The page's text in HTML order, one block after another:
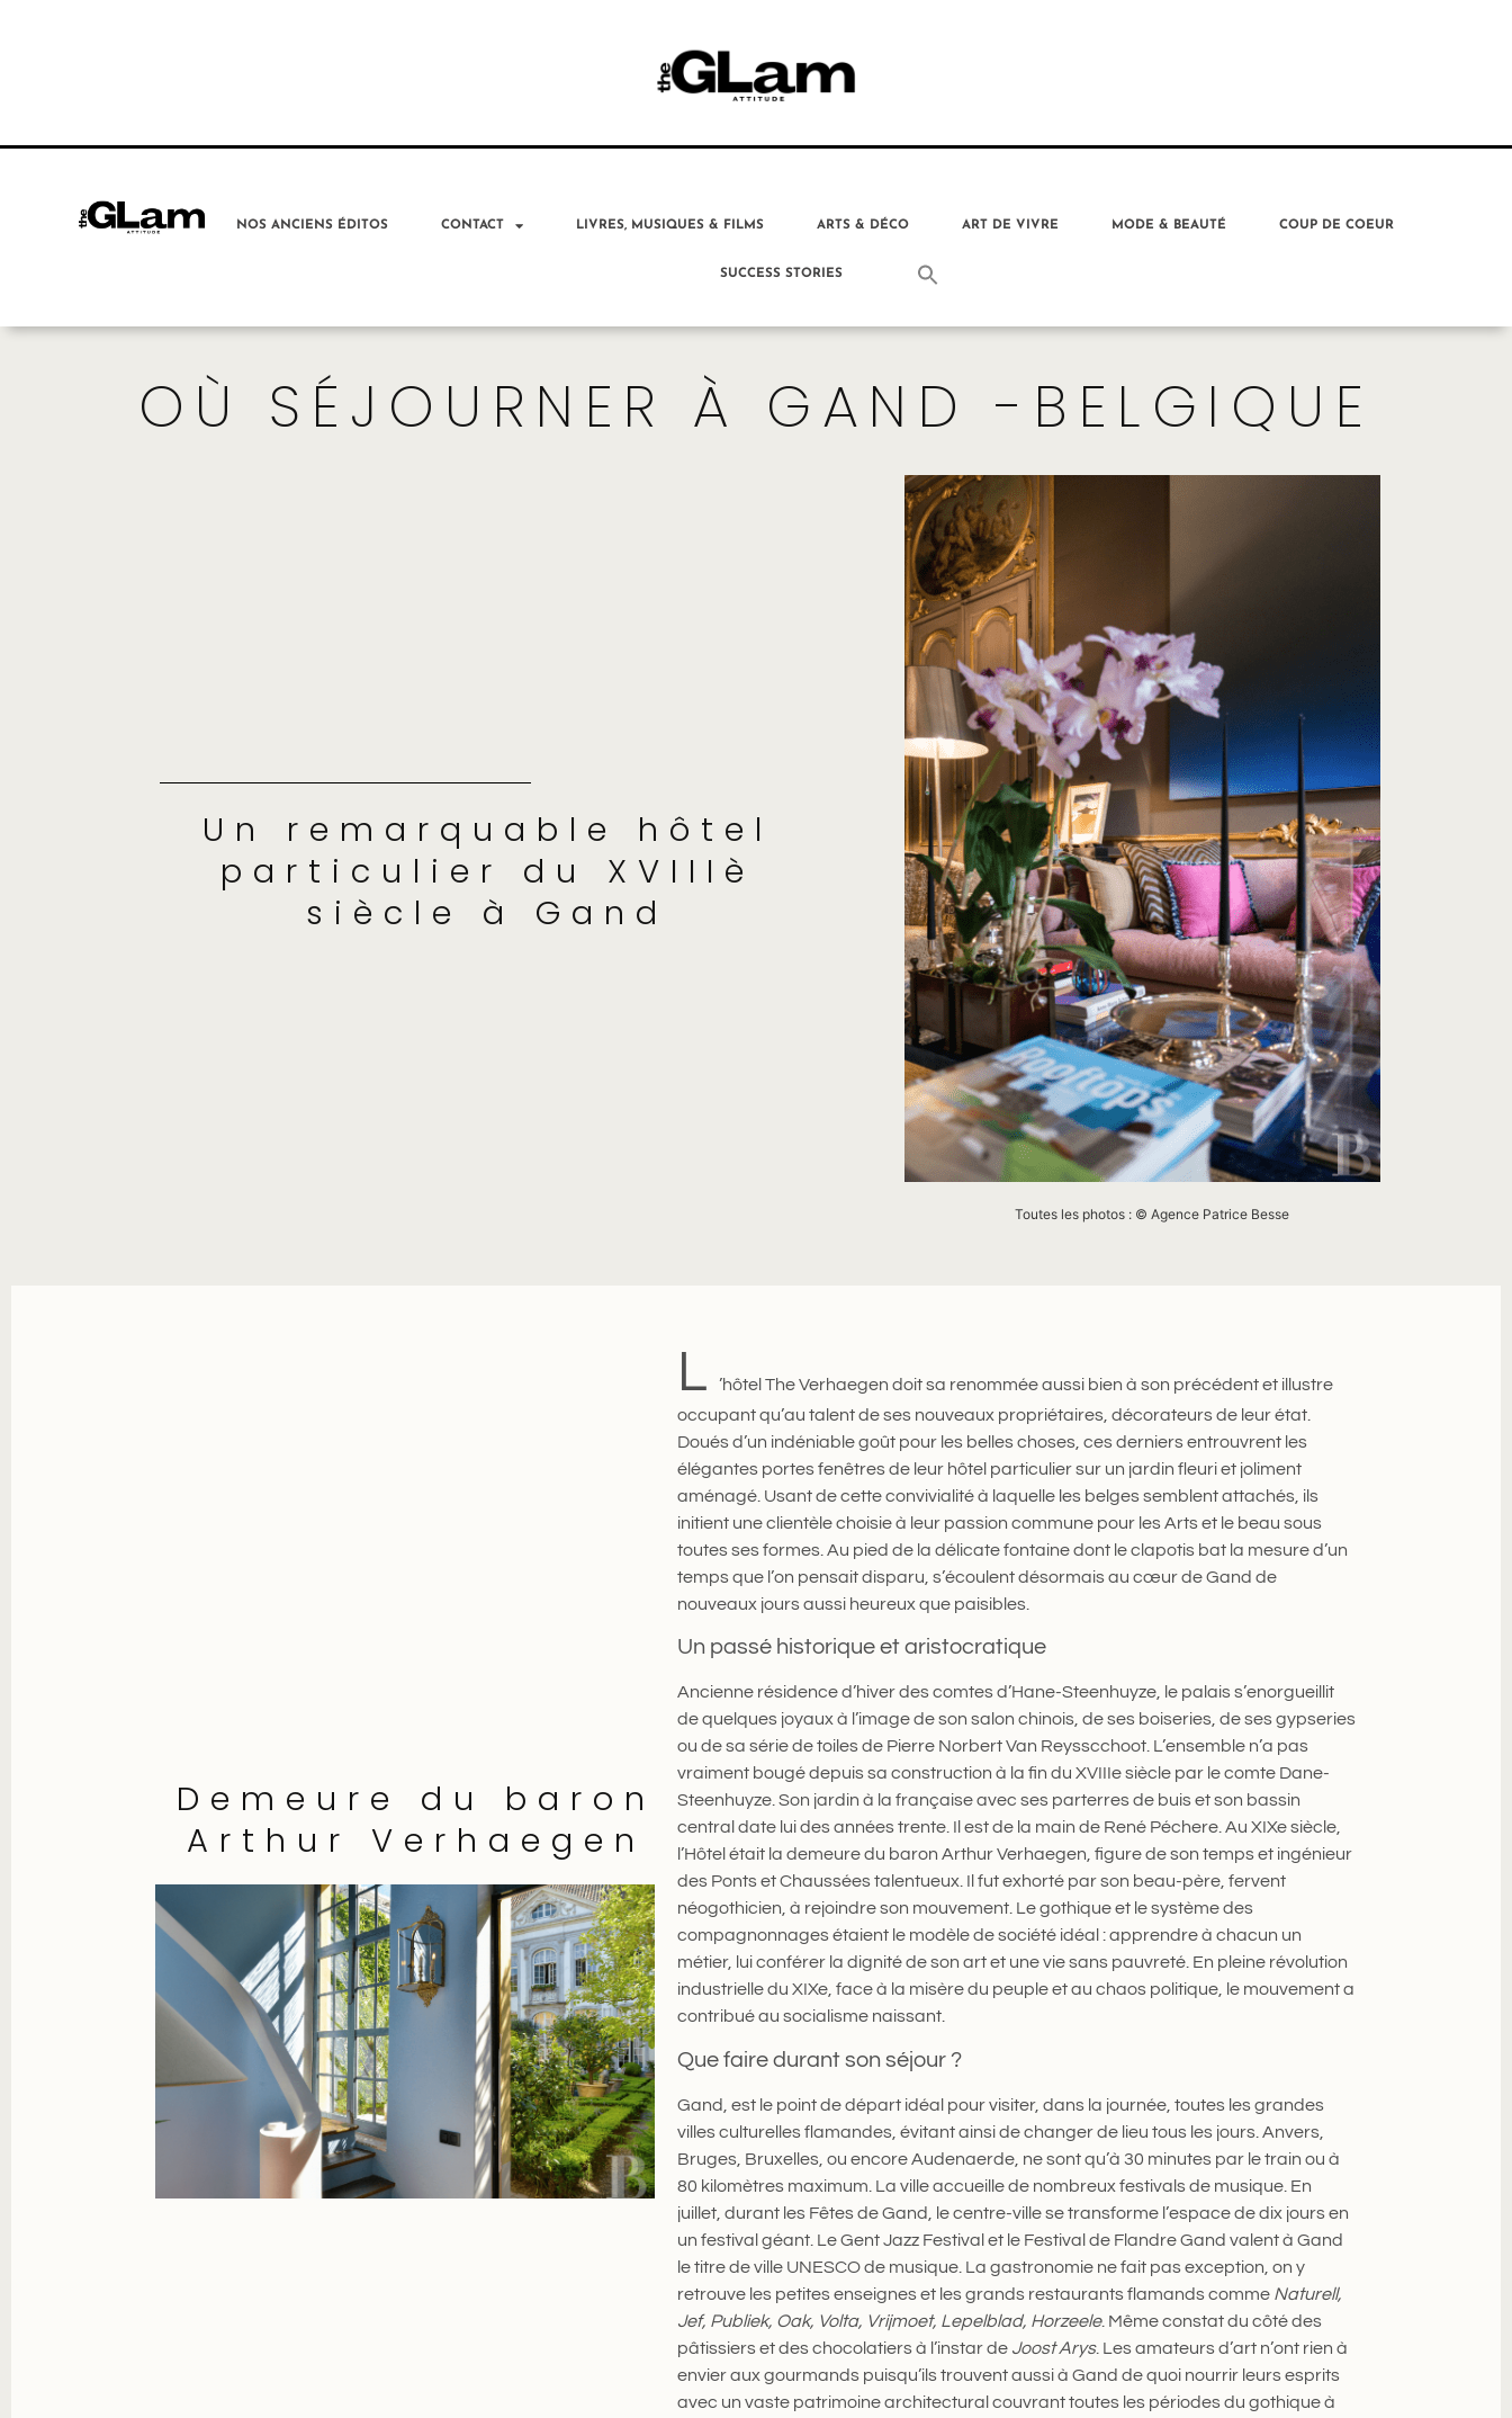
NOS ANCIENS ÉDITOS CONTACT LIVRES, MUSIQUES & FILMS ARTS & DÉCO ART DE VIVRE MODE & BEAUTÉ COUP DE COEUR
SUCCESS STORIES
OÙ SÉJOURNER À GAND -BELGIQUE
Un remarquable hôtel
particulier du XVIIIè
siècle à Gand
Toutes les photos : © Agence Patrice Besse
Demeure du baron
Arthur Verhaegen
L
’hôtel The Verhaegen doit sa renommée aussi bien à son précédent et illustre
occupant qu’au talent de ses nouveaux propriétaires, décorateurs de leur état.
Doués d’un indéniable goût pour les belles choses, ces derniers entrouvrent les
élégantes portes fenêtres de leur hôtel particulier sur un jardin fleuri et joliment
aménagé. Usant de cette convivialité à laquelle les belges semblent attachés, ils
initient une clientèle choisie à leur passion commune pour les Arts et le beau sous
toutes ses formes. Au pied de la délicate fontaine dont le clapotis bat la mesure d’un
temps que l’on pensait disparu, s’écoulent désormais au cœur de Gand de
nouveaux jours aussi heureux que paisibles.
Un passé historique et aristocratique
Ancienne résidence d’hiver des comtes d’Hane-Steenhuyze, le palais s’enorgueillit
de quelques joyaux à l’image de son salon chinois, de ses boiseries, de ses gypseries
ou de sa série de toiles de Pierre Norbert Van Reysscchoot. L’ensemble n’a pas
vraiment bougé depuis sa construction à la fin du XVIIIe siècle par le comte Dane-
Steenhuyze. Son jardin à la française avec ses parterres de buis et son bassin
central date lui des années trente. Il est de la main de René Péchere. Au XIXe siècle,
l’Hôtel était la demeure du baron Arthur Verhaegen, figure de son temps et ingénieur
des Ponts et Chaussées talentueux. Il fut exhorté par son beau-père, fervent
néogothicien, à rejoindre son mouvement. Le gothique et le système des
compagnonnages étaient le modèle de société idéal : apprendre à chacun un
métier, lui conférer la dignité de son art et une vie sans pauvreté. En pleine révolution
industrielle du XIXe, face à la misère du peuple et au chaos politique, le mouvement a
contribué au socialisme naissant.
Q​ue faire durant son séjour ?
Gand, est le point de départ idéal pour visiter, dans la journée, toutes les grandes
villes culturelles flamandes, évitant ainsi de changer de lieu tous les jours. Anvers,
Bruges, Bruxelles, ou encore Audenaerde, ne sont qu’à 30 minutes par le train ou à
80 kilomètres maximum. La ville accueille de nombreux festivals de musique. En
juillet, durant les Fêtes de Gand, le centre-ville se transforme l’espace de dix jours en
un festival géant. Le Gent Jazz Festival et le Festival de Flandre Gand valent à Gand
le titre de ville UNESCO de musique. La gastronomie ne fait pas exception, on y
retrouve les petites enseignes et les grands restaurants flamands comme Naturell,
Jef, Publiek, Oak, Volta, Vrijmoet, Lepelblad, Horzeele. Même constat du côté des
pâtissiers et des chocolatiers à l’instar de Joost Arys. Les amateurs d’art n’ont rien à
envier aux gourmands puisqu’ils trouvent aussi à Gand de quoi nourrir leurs esprits
avec un vaste patrimoine architectural couvrant toutes les périodes du gothique à